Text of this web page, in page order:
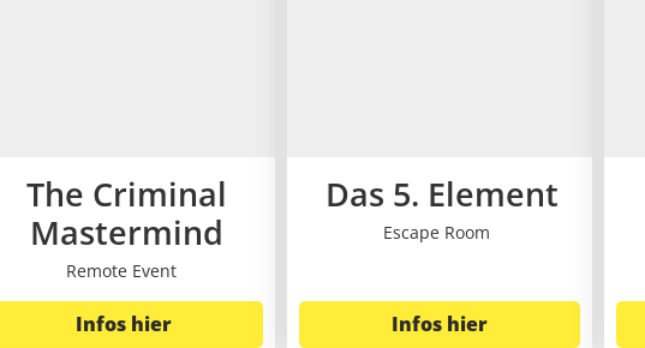
The Criminal
Mastermind
Remote Event
Infos hier
Das 5. Element
Escape Room
Infos hier